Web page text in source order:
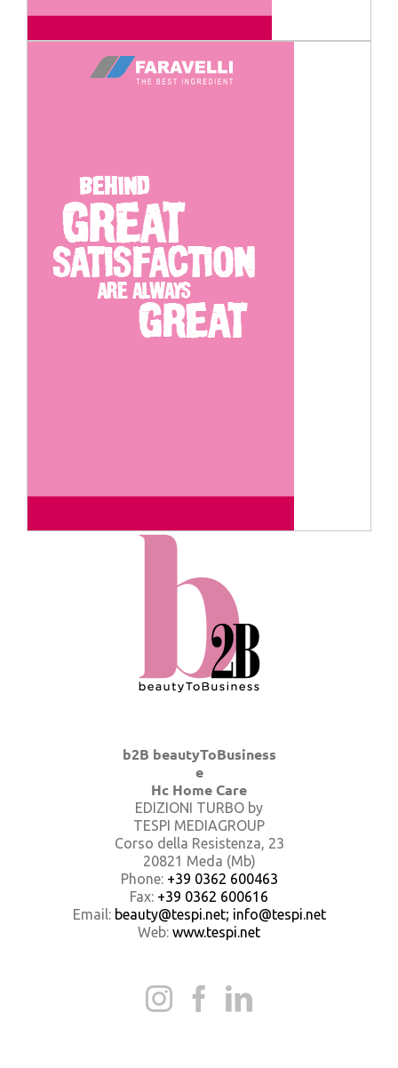
b2B beautyToBusiness
e
Hc Home Care
EDIZIONI TURBO by
TESPI MEDIAGROUP
Corso della Resistenza, 23
20821 Meda (Mb)
Phone: +39 0362 600463
Fax: +39 0362 600616
Email: beauty@tespi.net; info@tespi.net
Web: www.tespi.net